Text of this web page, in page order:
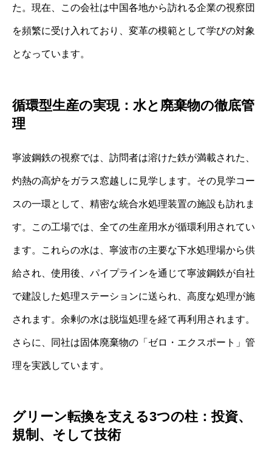
た。現在、この会社は中国各地から訪れる企業の視察団
を頻繁に受け入れており、変革の模範として学びの対象
となっています。
循環型生産の実現：水と廃棄物の徹底管
理
寧波鋼鉄の視察では、訪問者は溶けた鉄が満載された、
灼熱の高炉をガラス窓越しに見学します。その見学コー
スの一環として、精密な統合水処理装置の施設も訪れま
す。この工場では、全ての生産用水が循環利用されてい
ます。これらの水は、寧波市の主要な下水処理場から供
給され、使用後、パイプラインを通じて寧波鋼鉄が自社
で建設した処理ステーションに送られ、高度な処理が施
されます。余剰の水は脱塩処理を経て再利用されます。
さらに、同社は固体廃棄物の「ゼロ・エクスポート」管
理を実践しています。
グリーン転換を支える3つの柱：投資、
規制、そして技術